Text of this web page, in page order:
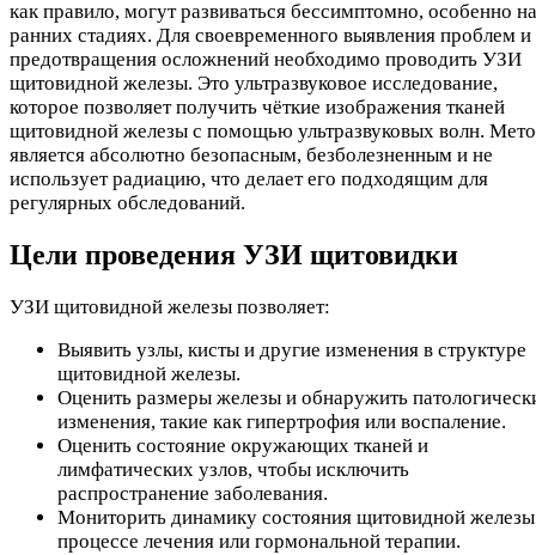
как правило, могут развиваться бессимптомно, особенно на
ранних стадиях. Для своевременного выявления проблем и
предотвращения осложнений необходимо проводить УЗИ
щитовидной железы. Это ультразвуковое исследование,
которое позволяет получить чёткие изображения тканей
щитовидной железы с помощью ультразвуковых волн.
является абсолютно безопасным, безболезненным и не
использует радиацию, что делает его подходящим для
регулярных обследований.
Цели проведения УЗИ щитовидки
УЗИ щитовидной железы позволяет:
Выявить узлы, кисты и другие изменения в структуре
щитовидной железы.
Оценить размеры железы и обнаружить
изменения, такие как гипертрофия или воспаление.
Оценить состояние окружающих тканей и
лимфатических узлов, чтобы исключить
распространение заболевания.
Мониторить динамику состояния щитовидной
процессе лечения или гормональной терапии.